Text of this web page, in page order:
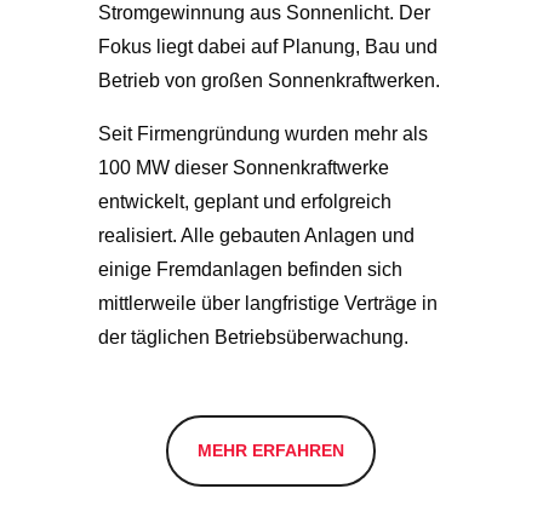
Stromgewinnung aus Sonnenlicht. Der
Fokus liegt dabei auf Planung, Bau und
Betrieb von großen Sonnenkraftwerken.
Seit Firmengründung wurden mehr als
100 MW dieser Sonnenkraftwerke
entwickelt, geplant und erfolgreich
realisiert. Alle gebauten Anlagen und
einige Fremdanlagen befinden sich
mittlerweile über langfristige Verträge in
der täglichen Betriebsüberwachung.
MEHR ERFAHREN